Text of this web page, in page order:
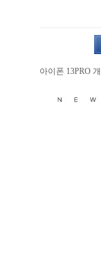
아이폰 13PRO